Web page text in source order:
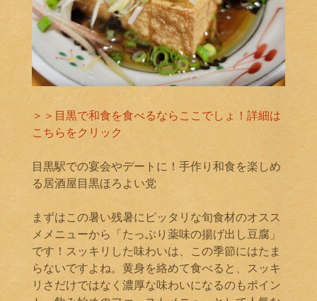
＞＞目黒で和食を食べるならここでしょ！詳細は
こちらをクリック
目黒駅での宴会やデートに！手作り和食を楽しめ
る居酒屋目黒ほろよい党
まずはこの暑い残暑にピッタリな旬食材のオスス
メメニューから「たっぷり薬味の揚げ出し豆腐」
です！スッキリした味わいは、この季節にはたま
らないですよね。黄身を絡めて食べると、スッキ
リさだけではなく濃厚な味わいになるのもポイン